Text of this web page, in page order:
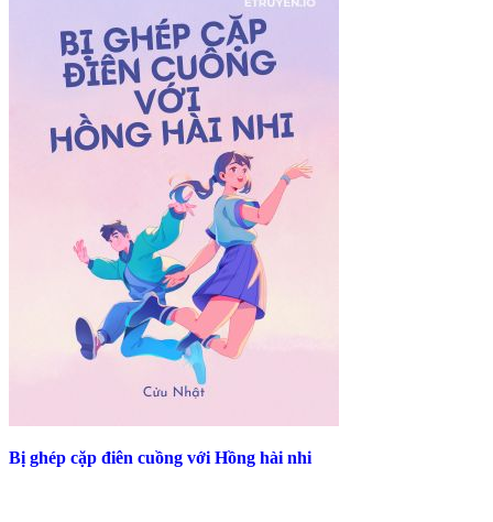
Bị ghép cặp điên cuồng với Hồng hài nhi